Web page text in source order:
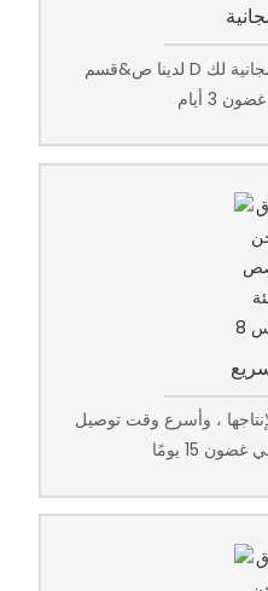
لدينا ص&قسم D الذي سيخلق عينات فارغة مجانية لك
3 أيام
، وأسرع وقت توصيل
15 يومًا